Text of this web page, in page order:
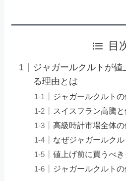
目
ジャガールクルトが
る理由とは
ジャガールクルト
スイスフラン高騰
高級時計市場全体
なぜジャガールク
値上げ前に買うべ
ジャガールクルト